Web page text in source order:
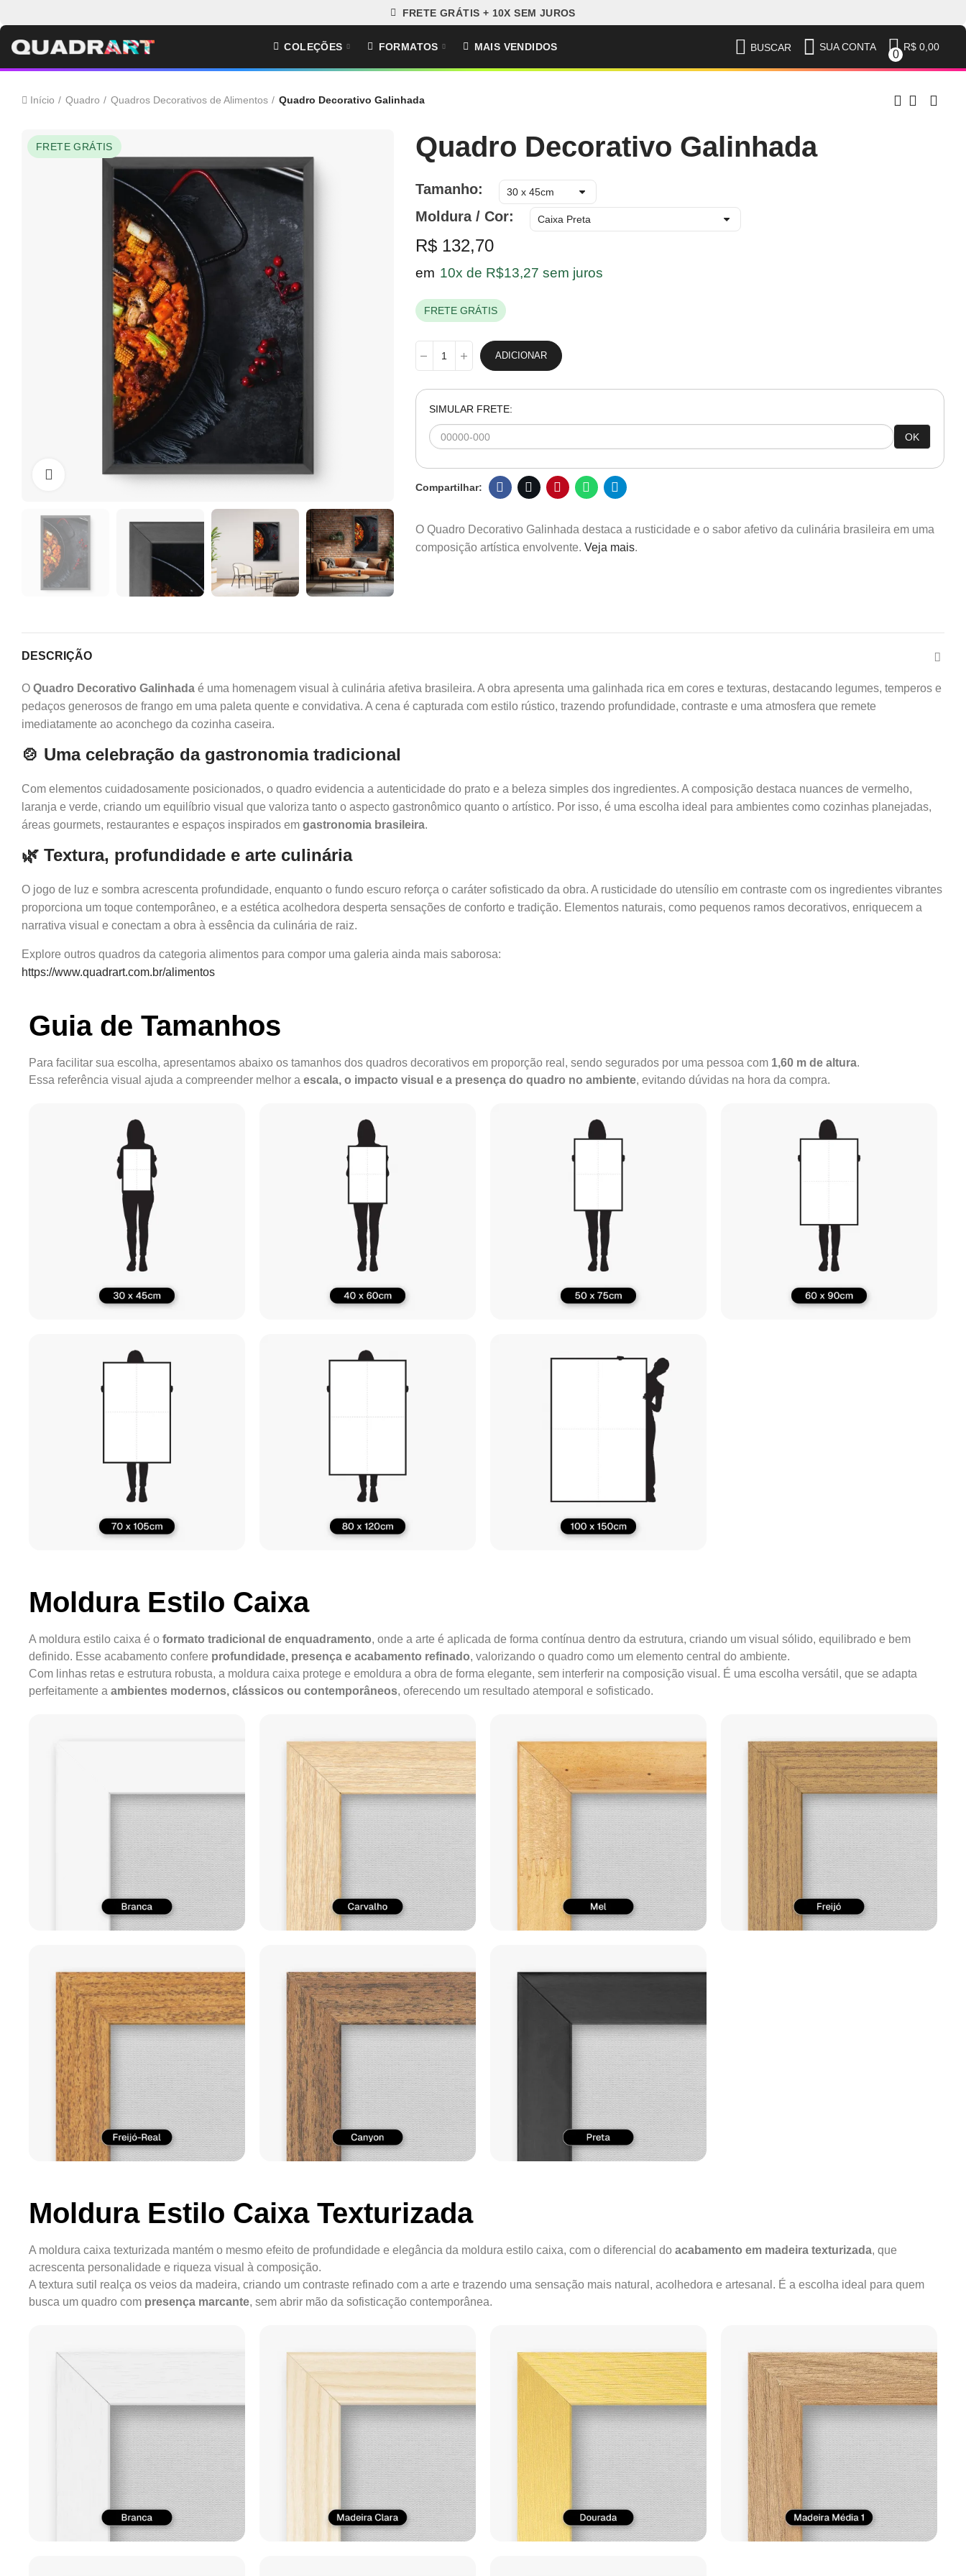
FRETE GRÁTIS + 10X SEM JUROS
COLEÇÕES FORMATOS MAIS VENDIDOS BUSCAR SUA CONTA
0
R$ 0,00
Início Quadro Quadros Decorativos de Alimentos Quadro Decorativo Galinhada
FRETE GRÁTIS
Clique para ampliar
Quadro Decorativo Galinhada
Tamanho
Moldura / Cor
R$ 132,70
em 10x de R$13,27 sem juros
FRETE GRÁTIS
ADICIONAR
SIMULAR FRETE:
OK
O Quadro Decorativo Galinhada destaca a rusticidade e o sabor afetivo da culinária brasileira em uma
composição artística envolvente. Veja mais.
DESCRIÇÃO
O Quadro Decorativo Galinhada é uma homenagem visual à culinária afetiva brasileira. A obra apresenta uma galinhada rica em cores e texturas, destacando legumes, temperos e
pedaços generosos de frango em uma paleta quente e convidativa. A cena é capturada com estilo rústico, trazendo profundidade, contraste e uma atmosfera que remete
imediatamente ao aconchego da cozinha caseira.
🍲 Uma celebração da gastronomia tradicional
Com elementos cuidadosamente posicionados, o quadro evidencia a autenticidade do prato e a beleza simples dos ingredientes. A composição destaca nuances de vermelho,
laranja e verde, criando um equilíbrio visual que valoriza tanto o aspecto gastronômico quanto o artístico. Por isso, é uma escolha ideal para ambientes como cozinhas planejadas,
áreas gourmets, restaurantes e espaços inspirados em gastronomia brasileira.
🌿 Textura, profundidade e arte culinária
O jogo de luz e sombra acrescenta profundidade, enquanto o fundo escuro reforça o caráter sofisticado da obra. A rusticidade do utensílio em contraste com os ingredientes vibrantes
proporciona um toque contemporâneo, e a estética acolhedora desperta sensações de conforto e tradição. Elementos naturais, como pequenos ramos decorativos, enriquecem a
narrativa visual e conectam a obra à essência da culinária de raiz.
Explore outros quadros da categoria alimentos para compor uma galeria ainda mais saborosa:
https://www.quadrart.com.br/alimentos
Guia de Tamanhos
Para facilitar sua escolha, apresentamos abaixo os tamanhos dos quadros decorativos em proporção real, sendo segurados por uma pessoa com 1,60 m de altura.
Essa referência visual ajuda a compreender melhor a escala, o impacto visual e a presença do quadro no ambiente, evitando dúvidas na hora da compra.
Moldura Estilo Caixa
A moldura estilo caixa é o formato tradicional de enquadramento, onde a arte é aplicada de forma contínua dentro da estrutura, criando um visual sólido, equilibrado e bem
definido. Esse acabamento confere profundidade, presença e acabamento refinado, valorizando o quadro como um elemento central do ambiente.
Com linhas retas e estrutura robusta, a moldura caixa protege e emoldura a obra de forma elegante, sem interferir na composição visual. É uma escolha versátil, que se adapta
perfeitamente a ambientes modernos, clássicos ou contemporâneos, oferecendo um resultado atemporal e sofisticado.
Moldura Estilo Caixa Texturizada
A moldura caixa texturizada mantém o mesmo efeito de profundidade e elegância da moldura estilo caixa, com o diferencial do acabamento em madeira texturizada, que
acrescenta personalidade e riqueza visual à composição.
A textura sutil realça os veios da madeira, criando um contraste refinado com a arte e trazendo uma sensação mais natural, acolhedora e artesanal. É a escolha ideal para quem
busca um quadro com presença marcante, sem abrir mão da sofisticação contemporânea.